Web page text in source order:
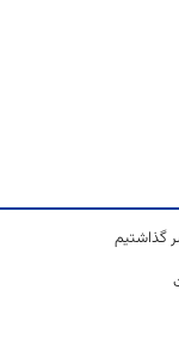
گذاشتیم